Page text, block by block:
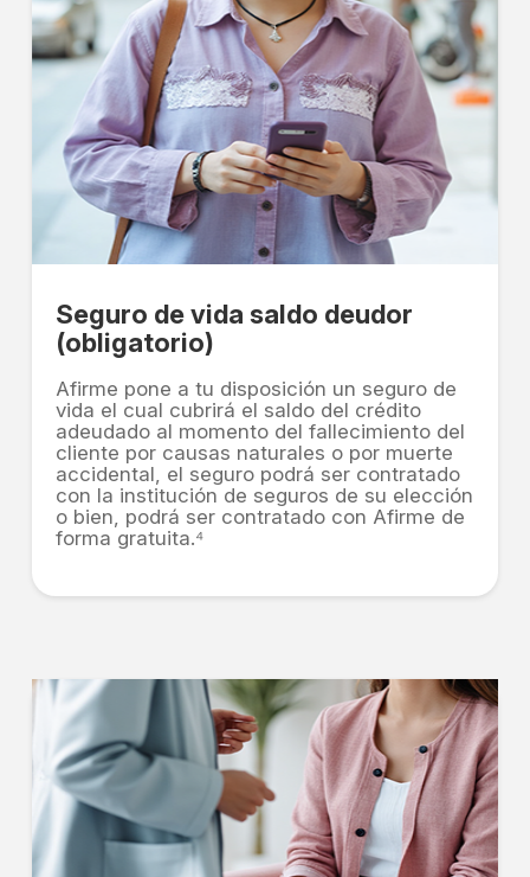
Seguro de vida saldo deudor
(obligatorio)
Afirme pone a tu disposición un seguro de
vida el cual cubrirá el saldo del crédito
adeudado al momento del fallecimiento del
cliente por causas naturales o por muerte
accidental, el seguro podrá ser contratado
con la institución de seguros de su elección
o bien, podrá ser contratado con Afirme de
forma gratuita.⁴